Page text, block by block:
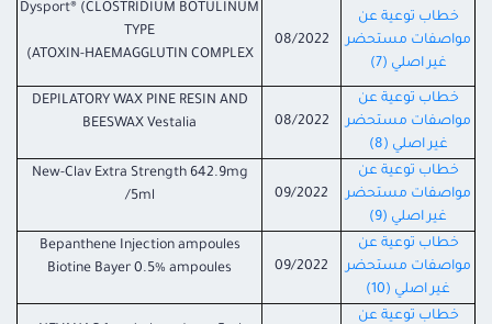
خطاب توعية عن
مواصفات مستحضر
غير اصلي (7)
08/2022
Dysport® (CLOSTRIDIUM BOTULINUM
TYPE
ATOXIN-HAEMAGGLUTIN COMPLEX)
خطاب توعية عن
مواصفات مستحضر
غير اصلي (8)
08/2022
DEPILATORY WAX PINE RESIN AND
BEESWAX Vestalia
خطاب توعية عن
مواصفات مستحضر
غير اصلي (9)
09/2022
New-Clav Extra Strength 642.9mg
/5ml
خطاب توعية عن
مواصفات مستحضر
غير اصلي (10)
09/2022
Bepanthene Injection ampoules
Biotine Bayer 0.5% ampoules
خطاب توعية عن